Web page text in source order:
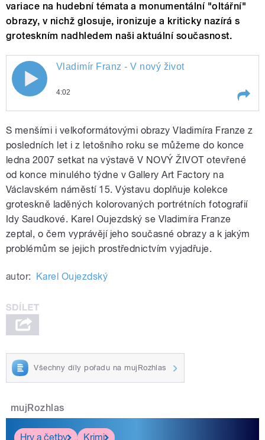
variace na hudební témata a monumentální "oltářní"
obrazy, v nichž glosuje, ironizuje a kriticky nazírá s
groteskním nadhledem naši aktuální současnost.
Vladimír Franz - V nový život
pause
Vladimír Franz - V nový život
4:02
S menšími i velkoformátovými obrazy Vladimíra Franze z
posledních let i z letošního roku se můžeme do konce
ledna 2007 setkat na výstavě V NOVÝ ŽIVOT otevřené
od konce minulého týdne v Gallery Art Factory na
Václavském náměstí 15. Výstavu doplňuje kolekce
groteskně laděných kolorovaných portrétních fotografií
Idy Saudkové. Karel Oujezdský se Vladimíra Franze
zeptal, o čem vyprávějí jeho současné obrazy a k jakým
problémům se jejich prostřednictvím vyjadřuje.
autor: Karel Oujezdský
Všechny díly pořadu na mujRozhlas
mujRozhlas
Hry a četby Krimi